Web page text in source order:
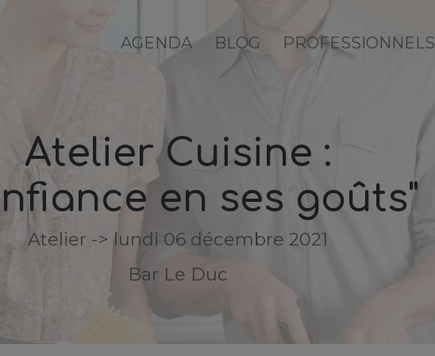
AGENDA BLOG PROFESSIONNELS
Atelier Cuisine :
en ses goûts"
Atelier -> lundi 06 décembre 2021
Bar Le Duc